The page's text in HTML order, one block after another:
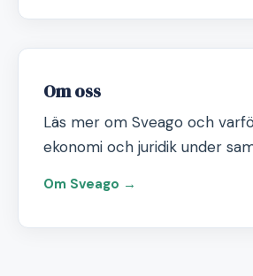
Om oss
Läs mer om Sveago och
ekonomi och juridik under
Om Sveago →